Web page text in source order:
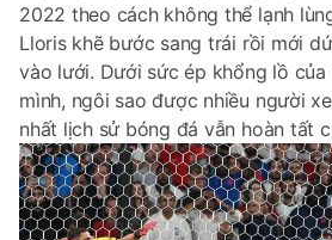
2022 theo cách không thể lạnh
Lloris khẽ bước sang trái rồi mới
vào lưới. Dưới sức ép khổng lồ
mình, ngôi sao được nhiều người
nhất lịch sử bóng đá vẫn hoàn tất